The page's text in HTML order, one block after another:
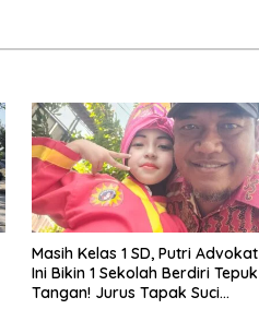
Masih Kelas 1 SD, Putri Advokat
Ini Bikin 1 Sekolah Berdiri Tepuk
Tangan! Jurus Tapak Suci